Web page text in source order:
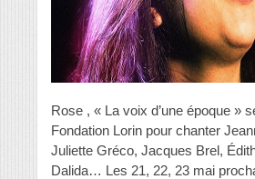
Rose , « La voix d’une époque »
Fondation Lorin pour chanter
Juliette Gréco, Jacques Brel,
Dalida… Les 21, 22, 23 mai